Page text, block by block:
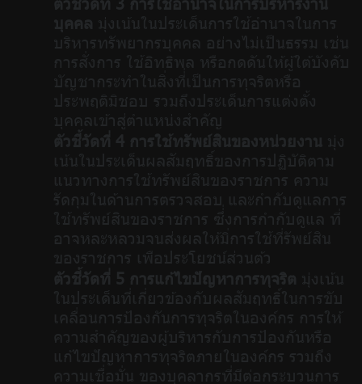
บุคคล
มุ่งเน้นในประเด็นการใช้อำนาจในการ
บริหารทรัพยากรบุคคล อย่างไม่เป็นธรรม เช่น
การสั่งการ ใช้อิทธิพล หรือกดดันให้ผู้ใต้บังคับ
บัญชากระทำในสิ่งที่่เป็นการทุจริตหรือ
ประพฤติมิชอบ รวมถึงประเด็นการแต่งตั้ง
บุคคลเข้าสู่ตำแหน่งสำคัญ
ตัวชี้วัดที่ 4 การใช้ทรัพย์สินของหน่วยงาน
มุ่ง
เน้นในประเด็นผลสัมฤทธิ์ของการปฏิบัติตาม
แนวทางการใช้ทรัพย์สินของราชการ ความ
รัดกุมในด้านการตรวจสอบ และกำกับดูแลการ
ใช้ทรัพย์สินของราชการ ซึ่่งการกำกับดูแล ที่
อาจหละหลวมจนส่งผลให้มิ่การใช้ที่รัพย์สิน
ของราชการ เพือประโยชน์ส่วนต้ว
ตัวชี้วัดที่ 5 การแก้ไขปัญหาการทุจริต
มุ่งเน้น
ในประเด็นที่เกี่ยวข้องกับผลสัมฤทธิ์ในการขับ
เคลื่อนการป้องกันการทุจริตในองค์กร การให้
ความสำคัญของผู้บริหารกับการป้องกันหรือ
แก้ไขปัญหาการทุจริตภายในองค์กร รวมถึง
ความเชื่อมั่น ของบุคลากรที่มีต่อกระบวนการ